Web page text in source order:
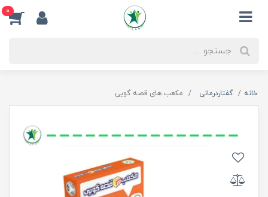
0
خانه گفتاردرمانی مکعب های قصه گویی